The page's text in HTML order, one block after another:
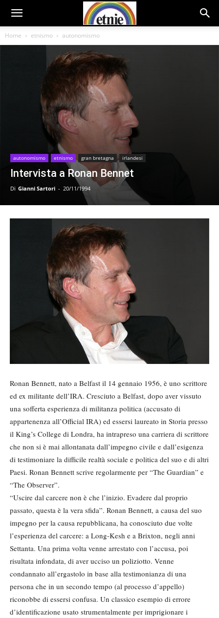
Home etnismo autonomismo
autonomismo etnismo gran bretagna irlandesi
Intervista a Ronan Bennet
Di Gianni Sartori - 20/11/1994
Ronan Bennett, nato a Belfast il 14 gennaio 1956, è uno scrittore
ed ex militante dell’IRA. Cresciuto a Belfast, dopo aver vissuto
una sofferta esperienza di militanza politica (accusato di
appartenenza all’Official IRA) ed essersi laureato in Storia presso
il King’s College di Londra, ha intrapreso una carriera di scrittore
che non si è mai allontanata dall’impegno civile e dall’esigenza
di testimoniare la difficile realtà sociale e politica del suo e di altri
Paesi. Ronan Bennett scrive regolarmente per “The Guardian” e
“The Observer”.
“Uscire dal carcere non è che l’inizio. Evadere dal proprio
passato, questa è la vera sfida”. Ronan Bennett, a causa del suo
impegno per la causa repubblicana, ha conosciuto due volte
l’esperienza del carcere: a Long-Kesh e a Brixton, negli anni
Settanta. Una prima volta venne arrestato con l’accusa, poi
risultata infondata, di aver ucciso un poliziotto. Venne
condannato all’ergastolo in base alla testimonianza di una
persona che in un secondo tempo (al processo d’appello)
riconobbe di essersi confusa. Un classico esempio di errore
d’identificazione usato strumentalmente per imprigionare i